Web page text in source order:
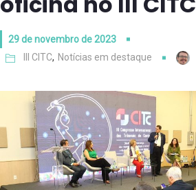
29 de novembro de 2023
III CITC, Notícias em destaque